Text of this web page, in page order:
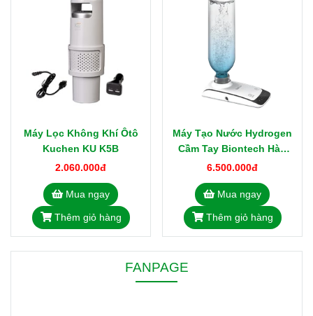
Máy Lọc Không Khí Ôtô
Kuchen KU K5B
2.060.000đ
Mua ngay
Thêm giỏ hàng
Máy Tạo Nước Hydrogen
Cầm Tay Biontech Hàn
Quốc BTH-100P
6.500.000đ
Mua ngay
Thêm giỏ hàng
FANPAGE